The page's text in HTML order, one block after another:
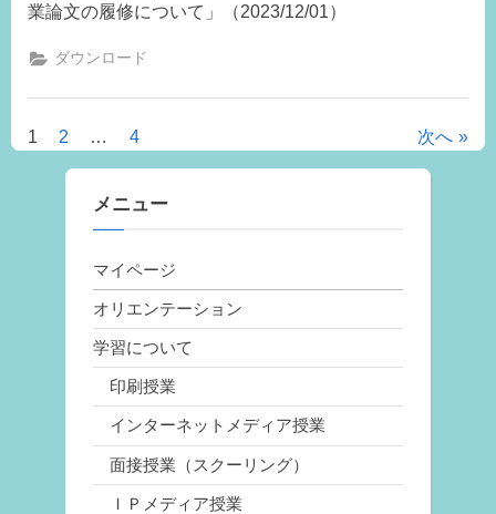
M.I
業論文の履修について」（2023/12/01）
ダウンロード
投
1 2 … 4 次へ
メニュー
マイページ
オリエンテーション
学習について
印刷授業
インターネットメディア授業
面接授業（スクーリング）
ＩＰメディア授業